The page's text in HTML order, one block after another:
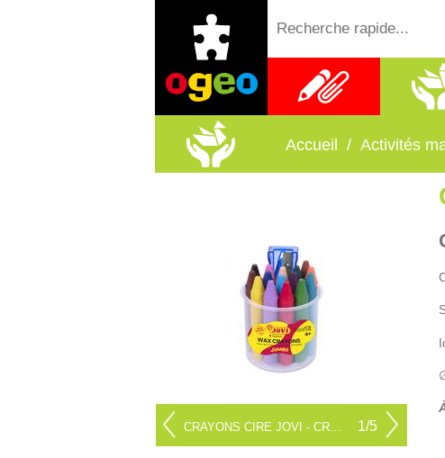
Fournitures
scolaires
Accueil / Activités
CRAYONS CIRE JOVI - CRY 12 1/5